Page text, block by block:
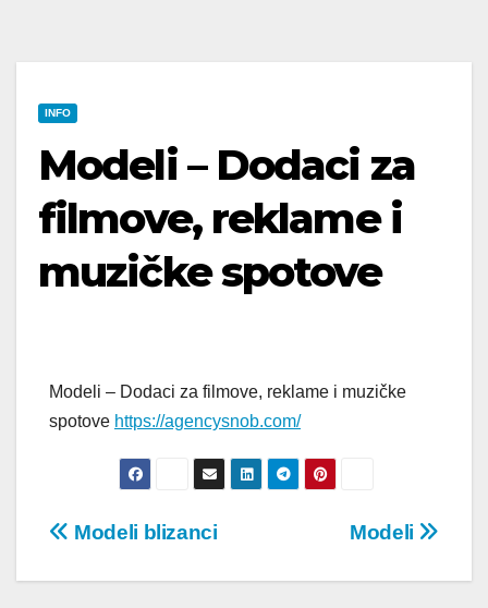
INFO
Modeli – Dodaci za
filmove, reklame i
muzičke spotove
Modeli – Dodaci za filmove, reklame i muzičke
spotove https://agencysnob.com/
Post
navigation
Modeli
Modeli blizanci